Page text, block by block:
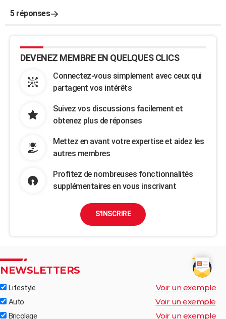
5 réponses
DEVENEZ MEMBRE EN QUELQUES CLICS
Connectez-vous simplement avec ceux qui
partagent vos intérêts
Suivez vos discussions facilement et
obtenez plus de réponses
Mettez en avant votre expertise et aidez les
autres membres
Profitez de nombreuses fonctionnalités
supplémentaires en vous inscrivant
S'INSCRIRE
NEWSLETTERS
Lifestyle Voir un exemple
Auto Voir un exemple
Bricolage Voir un exemple